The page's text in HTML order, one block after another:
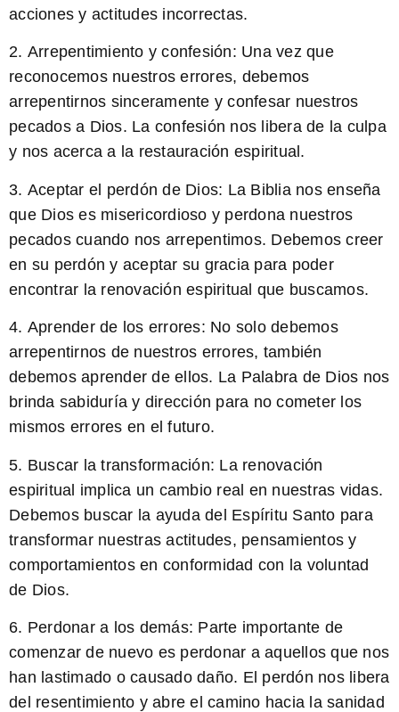
acciones y actitudes incorrectas.
2. Arrepentimiento y confesión: Una vez que
reconocemos nuestros errores, debemos
arrepentirnos sinceramente y confesar nuestros
pecados a Dios. La confesión nos libera de la culpa
y nos acerca a la restauración espiritual.
3. Aceptar el perdón de Dios: La Biblia nos enseña
que Dios es misericordioso y perdona nuestros
pecados cuando nos arrepentimos. Debemos creer
en su perdón y aceptar su gracia para poder
encontrar la renovación espiritual que buscamos.
4. Aprender de los errores: No solo debemos
arrepentirnos de nuestros errores, también
debemos aprender de ellos. La Palabra de Dios nos
brinda sabiduría y dirección para no cometer los
mismos errores en el futuro.
5. Buscar la transformación: La renovación
espiritual implica un cambio real en nuestras vidas.
Debemos buscar la ayuda del Espíritu Santo para
transformar nuestras actitudes, pensamientos y
comportamientos en conformidad con la voluntad
de Dios.
6. Perdonar a los demás: Parte importante de
comenzar de nuevo es perdonar a aquellos que nos
han lastimado o causado daño. El perdón nos libera
del resentimiento y abre el camino hacia la sanidad